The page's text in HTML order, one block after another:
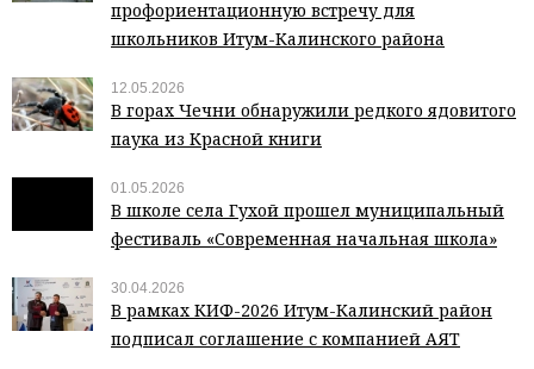
профориентационную встречу для
школьников Итум-Калинского района
12.05.2026
В горах Чечни обнаружили редкого ядовитого
паука из Красной книги
01.05.2026
В школе села Гухой прошел муниципальный
фестиваль «Современная начальная школа»
30.04.2026
В рамках КИФ-2026 Итум-Калинский район
подписал соглашение с компанией АЯТ